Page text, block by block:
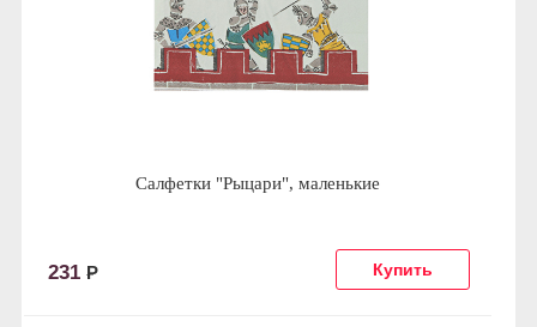
Салфетки "Рыцари", маленькие
231 Р